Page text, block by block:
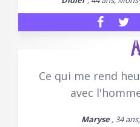
Ce qui me rend
avec
Maryse, 34